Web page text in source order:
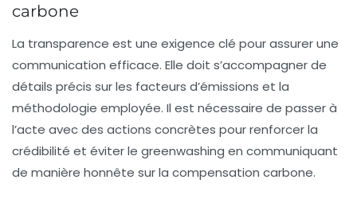
carbone
La transparence est une exigence clé pour assurer une
communication efficace. Elle doit s’accompagner de
détails précis sur les facteurs d’émissions et la
méthodologie employée. Il est nécessaire de passer à
l’acte avec des actions concrètes pour renforcer la
crédibilité et éviter le greenwashing en communiquant
de manière honnête sur la compensation carbone.